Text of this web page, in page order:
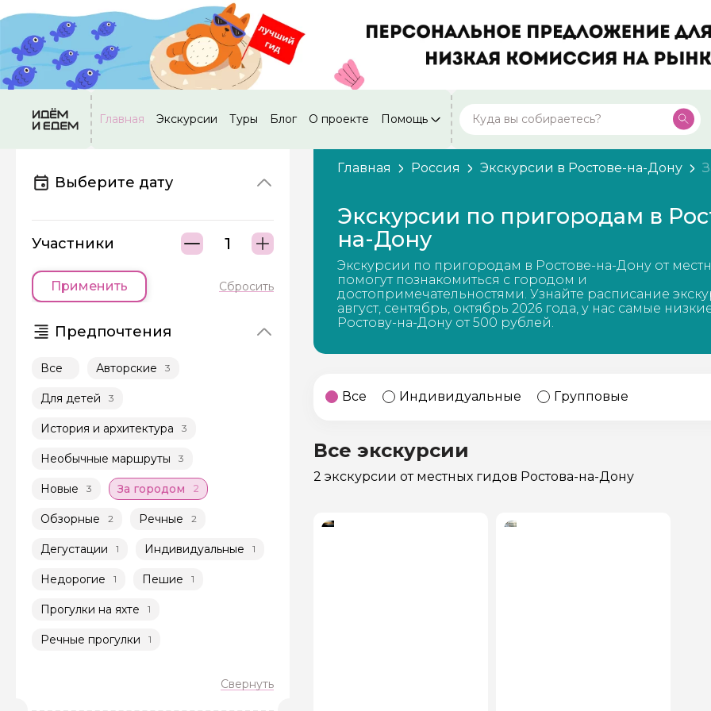
Главная Экскурсии Туры Блог О проекте Помощь
Москва
Россия
Нижний Новгород
Калининград
Россия
28 экскурсий
Кисловодск
Россия
20 экскурсий
Дербент 17 экскурсий
Посмотреть все города
Выберите дату
Участники
Применить Сбросить
Предпочтения
Все Авторские 3
Для детей 3
История и архитектура 3
Необычные маршруты 3
Новые 3 За городом 2
Обзорные 2 Речные 2
Дегустации 1 Индивидуальные 1
Недорогие 1 Пешие 1
Прогулки на яхте 1
Речные прогулки 1
Главная Россия Экскурсии в Ростове-на-Дону
Экскурсии по пригородам в
на-Дону
Экскурсии по пригородам в Ростове-на-Дону от
помогут познакомиться с городом и
достопримечательностями. Узнайте расписание
август, сентябрь, октябрь 2026 года, у нас самые
Ростову-на-Дону от 500 рублей.
Все Индивидуальные Групповые
Все экскурсии
2 экскурсии от местных гидов Ростова-на-Дону